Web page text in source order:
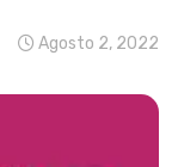
Agosto 2, 2022